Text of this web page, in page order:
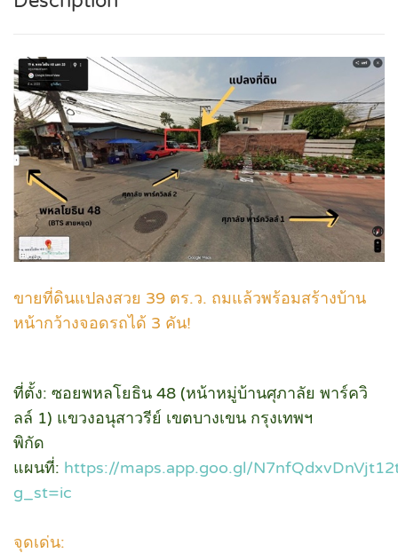
ขายที่ดินแปลงสวย 39 ตร.ว. ถมแล้วพร้อมสร้างบ้าน
หน้ากว้างจอดรถได้ 3 คัน!
ที่ตั้ง: ซอยพหลโยธิน 48 (หน้าหมู่บ้านศุภาลัย พาร์ควิ
ลล์ 1) แขวงอนุสาวรีย์ เขตบางเขน กรุงเทพฯ
พิกัด
แผนที่: https://maps.app.goo.gl/
g_st=ic
จุดเด่น: